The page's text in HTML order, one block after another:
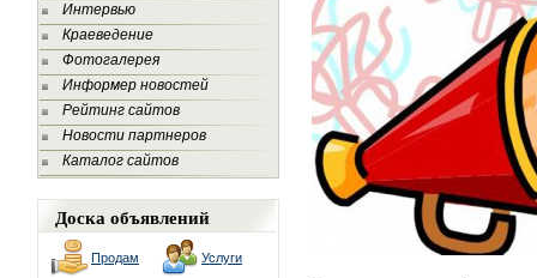
Интервью
Краеведение
Фотогалерея
Информер новостей
Рейтинг сайтов
Новости партнеров
Каталог сайтов
Доска объявлений
Продам Услуги